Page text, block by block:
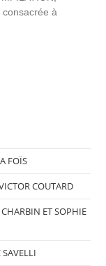
à
FOÏS
COUTARD
ET SOPHIE